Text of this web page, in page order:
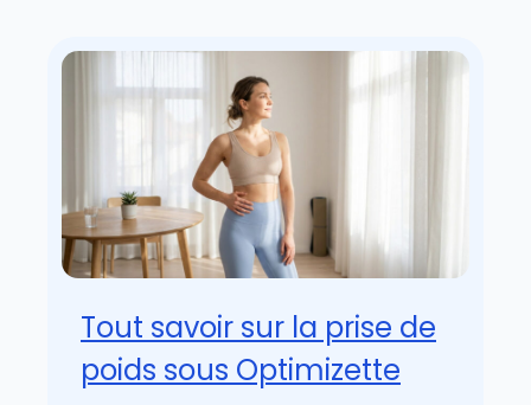
Tout savoir sur la prise de
poids sous Optimizette